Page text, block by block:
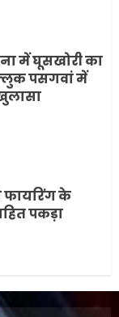
में घूसखोरी का
पसगवां में
खुलासा
फायरिंग के
पकड़ा